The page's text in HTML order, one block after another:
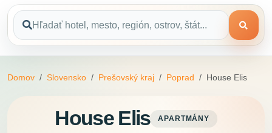
Domov Slovensko Prešovský kraj Poprad House Elis
House Elis APARTMÁNY